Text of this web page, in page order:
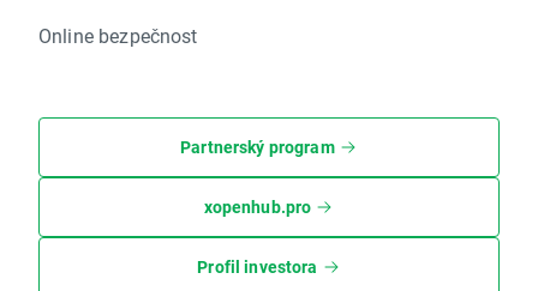
Online bezpečnost
Partnerský program
xopenhub.pro
Profil investora